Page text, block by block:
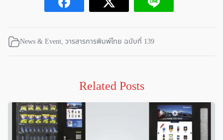
News & Event, วารสารการพิมพ์ไทย ฉบับที่ 139
Related Posts